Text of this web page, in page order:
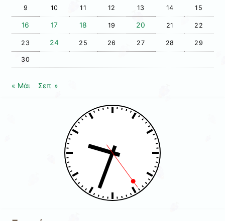
9 10 11 12 13 14 15
16 17 18 19 20 21 22
23 24 25 26 27 28 29
30
« Μάι Σεπ »